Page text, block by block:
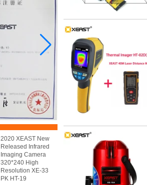
2020 XEAST New
Released Infrared
Imaging Camera
320*240 High
Resolution XE-33
PK HT-19